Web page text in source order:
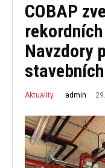
COBAP
Navzdory
Aktuality admin